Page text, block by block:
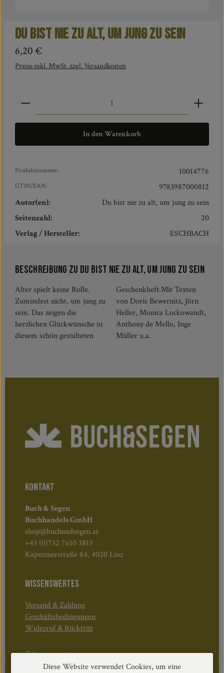
Du bist nie zu alt, um jung zu sein
Regulärer Preis:
6,20 €
Preise inkl. MwSt. zzgl. Versandkosten
Produkt Anzahl: Gib den gewünschten Wert ein oder
In den Warenkorb
Produktnummer: 10014776
GTIN/EAN:
9783987000812
Autor(en):
Du bist nie zu alt, um jung zu sein
Seitenzahl:
20
Verlag / Hersteller:
ESCHBACH
Beschreibung zu Du bist nie zu alt, um jung zu sein
Alter spielt keine Rolle.
Zumindest nicht, um jung zu
sein. Das zeigen die
herzlichen Glückwünsche in
diesem schön gestalteten
Geschenkheft.Mit Texten
von Doris Bewernitz, Jörn
Heller, Monica Lockowandt,
Anthony de Mello, Inge
Müller u.a.
KONTAKT
Buch & Segen
Buchhandels GmbH
shop@buchundsegen.at
+43 (0)732 7610 3813
Kapuzinerstraße 84, 4020 Linz
WISSENSWERTES
Versand & Zahlung
Geschäftsbedingungen
Widerruf & Rücktritt
Öffnungszeiten:
Mo–Do: 08:30–17:00 Uhr
Diese Website verwendet Cookies, um eine